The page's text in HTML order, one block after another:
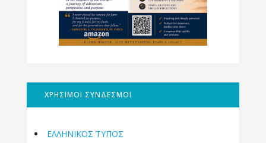
ΧΡΗΣΙΜΟΙ ΣΥΝΔΕΣΜΟΙ
ΕΛΛΗΝΙΚΟΣ ΤΥΠΟΣ